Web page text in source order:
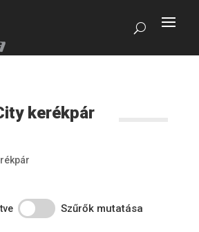
kerékpár
Szűrők mutatása